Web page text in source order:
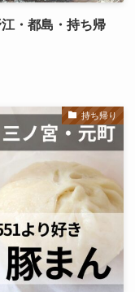
・都島・持ち帰
持ち帰り